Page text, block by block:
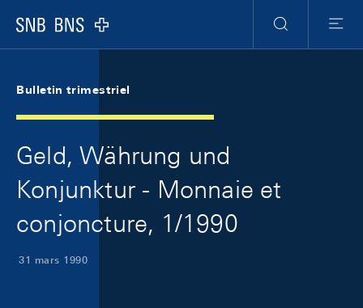
Logo
RechercheMenu
Bulletin trimestriel
Geld, Währung und
Konjunktur - Monnaie et
conjoncture, 1/1990
31 mars 1990